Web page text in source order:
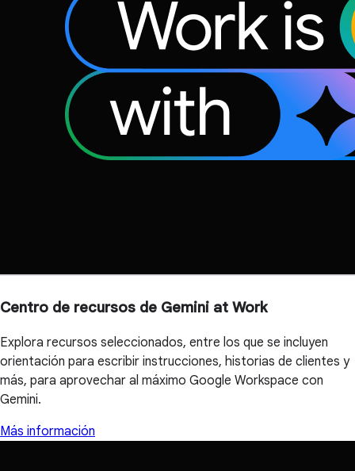
Centro de recursos de Gemini at Work
Explora recursos seleccionados, entre los que se incluyen
orientación para escribir instrucciones, historias de clientes y
más, para aprovechar al máximo Google Workspace con
Gemini.
Más información